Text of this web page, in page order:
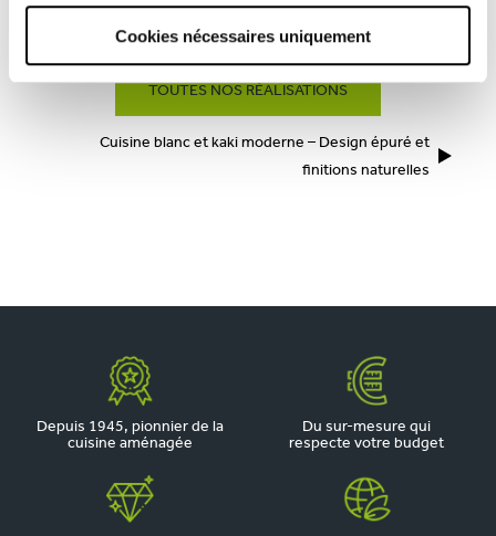
Cookies nécessaires uniquement
CUISINE BLANCHE ET BOIS AVEC VERRIÈRE ET TOUCHES
VÉGÉTALES – TENDANCE NATURELLE 2025
TOUTES NOS RÉALISATIONS
Cuisine blanc et kaki moderne – Design épuré et
finitions naturelles
Depuis 1945, pionnier de la
cuisine aménagée
Du sur-mesure qui
respecte votre budget